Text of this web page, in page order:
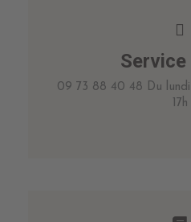
09 73 88 40 48 Du
17h